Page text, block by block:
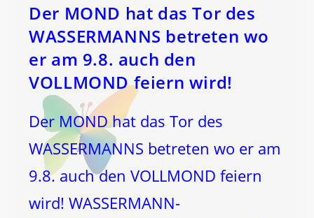
Der MOND hat das Tor des
WASSERMANNS betreten wo
er am 9.8. auch den
VOLLMOND feiern wird!
Der MOND hat das Tor des
WASSERMANNS betreten wo er am
9.8. auch den VOLLMOND feiern
wird! WASSERMANN-